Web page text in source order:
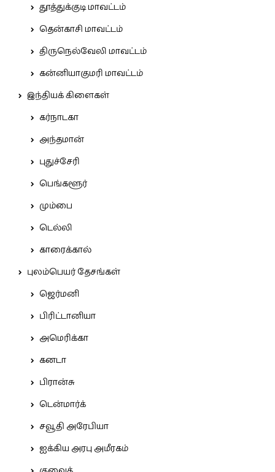
தூத்துக்குடி மாவட்டம்
தென்காசி மாவட்டம்
திருநெல்வேலி மாவட்டம்
கன்னியாகுமரி மாவட்டம்
இந்தியக் கிளைகள்
கர்நாடகா
அந்தமான்
புதுச்சேரி
பெங்களூர்
மும்பை
டெல்லி
காரைக்கால்
புலம்பெயர் தேசங்கள்
ஜெர்மனி
பிரிட்டானியா
அமெரிக்கா
கனடா
பிரான்சு
டென்மார்க்
சவூதி அரேபியா
ஐக்கிய அரபு அமீரகம்